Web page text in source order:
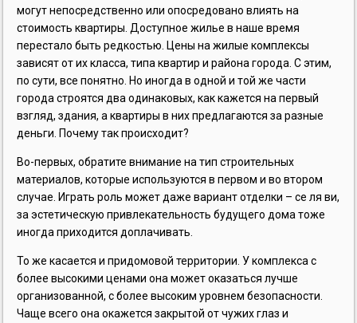
могут непосредственно или опосредовано влиять на
стоимость квартиры. Доступное жилье в наше время
перестало быть редкостью. Цены на жилые комплексы
зависят от их класса, типа квартир и района города. С этим,
по сути, все понятно. Но иногда в одной и той же части
города строятся два одинаковых, как кажется на первый
взгляд, здания, а квартиры в них предлагаются за разные
деньги. Почему так происходит?
Во-первых, обратите внимание на тип строительных
материалов, которые используются в первом и во втором
случае. Играть роль может даже вариант отделки – се ля ви,
за эстетическую привлекательность будущего дома тоже
иногда приходится доплачивать.
То же касается и придомовой территории. У комплекса с
более высокими ценами она может оказаться лучше
организованной, с более высоким уровнем безопасности.
Чаще всего она окажется закрытой от чужих глаз и